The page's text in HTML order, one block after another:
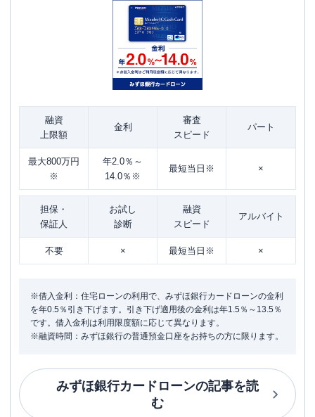
融資
上限額
金利
審査
スピード
パート
最大800万円
※
年2.0％～
14.0％※
最短当日※ ×
担保・
保証人
お試し
診断
融資
スピード
アルバイト
不要 × 最短当日※ ×
※借入金利：住宅ローンの利用で、みずほ銀行カードローンの金利
を年0.5％引き下げます。引き下げ適用後の金利は年1.5％～13.5％
です。借入金利は利用限度額に応じて異なります。
※融資時間：みずほ銀行の普通預金口座をお持ちの方に限ります。
みずほ銀行カードローンの記事を読
む